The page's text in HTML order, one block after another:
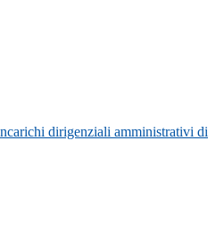
dirigenziali amministrativi di